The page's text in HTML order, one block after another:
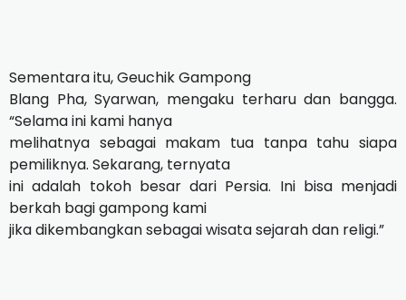
Sementara itu, Geuchik Gampong
Blang Pha, Syarwan, mengaku terharu dan bangga.
“Selama ini kami hanya
melihatnya sebagai makam tua tanpa tahu siapa
pemiliknya. Sekarang, ternyata
ini adalah tokoh besar dari Persia. Ini bisa menjadi
berkah bagi gampong kami
jika dikembangkan sebagai wisata sejarah dan religi.”